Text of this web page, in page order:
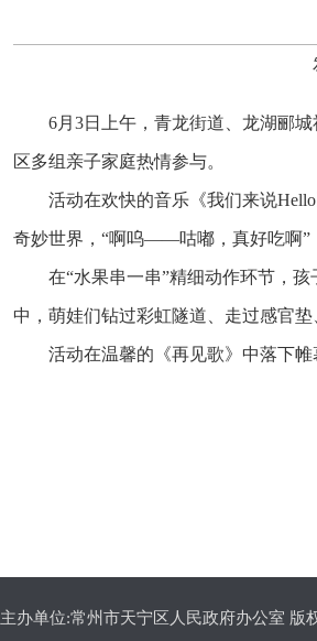
6月3日上午，青龙街道、龙湖郦
区多组亲子家庭热情参与。
活动在欢快的音乐《我们来说
奇妙世界，“啊呜——咕嘟，真好吃啊”
在“水果串一串”精细动作环节，
中，萌娃们钻过彩虹隧道、走过感官
活动在温馨的《再见歌》中落下
主办单位:常州市天宁区人民政府办公室 版